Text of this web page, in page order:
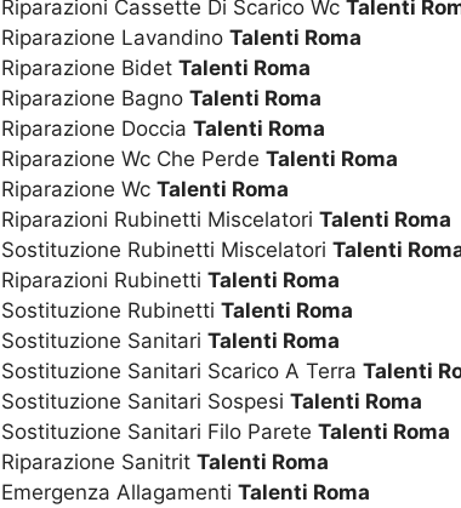
Riparazioni Cassette Di Scarico WcTalenti
Riparazione LavandinoTalenti Roma
Riparazione BidetTalenti Roma
Riparazione BagnoTalenti Roma
Riparazione DocciaTalenti Roma
Riparazione Wc Che PerdeTalenti Roma
Riparazione WcTalenti Roma
Riparazioni Rubinetti MiscelatoriTalenti Roma
Sostituzione Rubinetti MiscelatoriTalenti
Riparazioni RubinettiTalenti Roma
Sostituzione RubinettiTalenti Roma
Sostituzione SanitariTalenti Roma
Sostituzione Sanitari Scarico A TerraTalenti
Sostituzione Sanitari SospesiTalenti Roma
Sostituzione Sanitari Filo PareteTalenti Roma
Riparazione SanitritTalenti Roma
Emergenza AllagamentiTalenti Roma